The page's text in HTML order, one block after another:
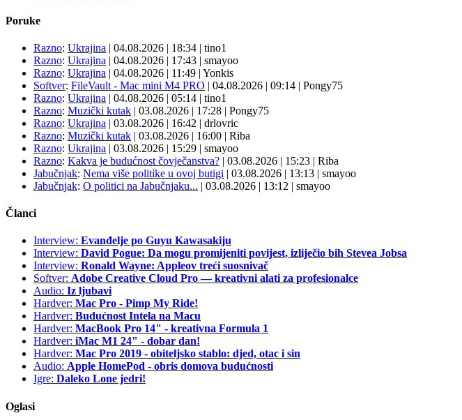
Poruke
Razno: Ukrajina | 04.08.2026 | 18:34 | tino1
Razno: Ukrajina | 04.08.2026 | 17:43 | smayoo
Razno: Ukrajina | 04.08.2026 | 11:49 | Yonkis
Softver: FileVault - Mac mini M4 PRO | 04.08.2026 | 09:14 | Pongy75
Razno: Ukrajina | 04.08.2026 | 05:14 | tino1
Razno: Muzički kutak | 03.08.2026 | 17:28 | Pongy75
Razno: Ukrajina | 03.08.2026 | 16:42 | drlovric
Razno: Muzički kutak | 03.08.2026 | 16:00 | Riba
Razno: Ukrajina | 03.08.2026 | 15:29 | smayoo
Razno: Kakva je budućnost čovječanstva? | 03.08.2026 | 15:23 | Riba
Jabučnjak: Nema više politike u ovoj butigi | 03.08.2026 | 13:13 | smayoo
Jabučnjak: O politici na Jabučnjaku... | 03.08.2026 | 13:12 | smayoo
Članci
Interview: Evanđelje po Guyu Kawasakiju
Interview: David Pogue: Da mogu promijeniti povijest, izliječio bih Stevea Jobsa
Interview: Ronald Wayne: Appleov treći suosnivač
Softver: Adobe Creative Cloud Pro — kreativni alati za profesionalce
Audio: Iz ljubavi
Hardver: Mac Pro - Pimp My Ride!
Hardver: Budućnost Intela na Macu
Hardver: MacBook Pro 14" - kreativna Formula 1
Hardver: iMac M1 24" - dobar dan!
Hardver: Mac Pro 2019 - obiteljsko stablo: djed, otac i sin
Audio: Apple HomePod - obris domova budućnosti
Igre: Daleko Lone jedri!
Oglasi